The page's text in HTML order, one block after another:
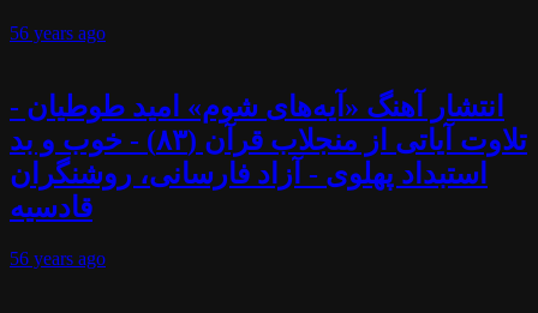
56 years ago
انتشار آهنگ «آیه‌های شوم» امید طوطیان -
تلاوت آیاتی از منجلاب قرآن (۸۳) - خوب و بد
استبداد پهلوی - آزاد فارسانی، روشنگران
قادسیه
56 years ago